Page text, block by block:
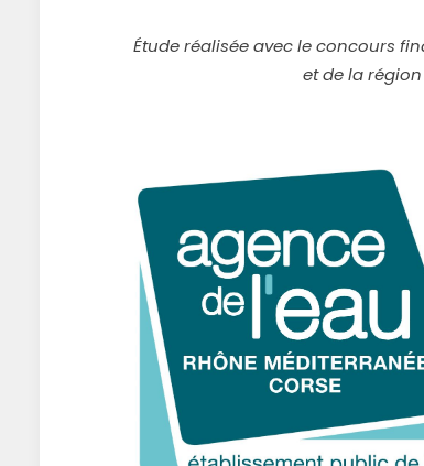
Étude réalisée avec le concours
et de la